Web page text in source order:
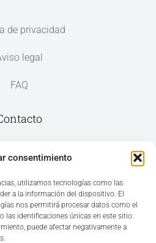
consentimiento
utilizamos tecnologías como las
a la información del dispositivo. El
nos permitirá procesar datos como el
las identificaciones únicas en este sitio.
puede afectar negativamente a
de privacidad
legal
FAQ
03187 Los Montesinos,
965 207 262